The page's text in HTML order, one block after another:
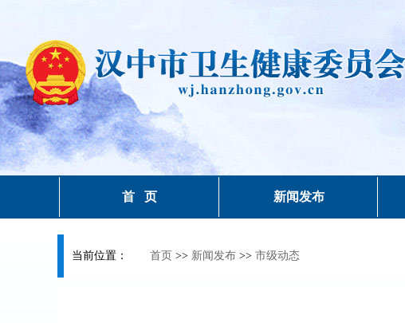
首 页 新闻发布
当前位置： 首页 >> 新闻发布 >> 市级动态